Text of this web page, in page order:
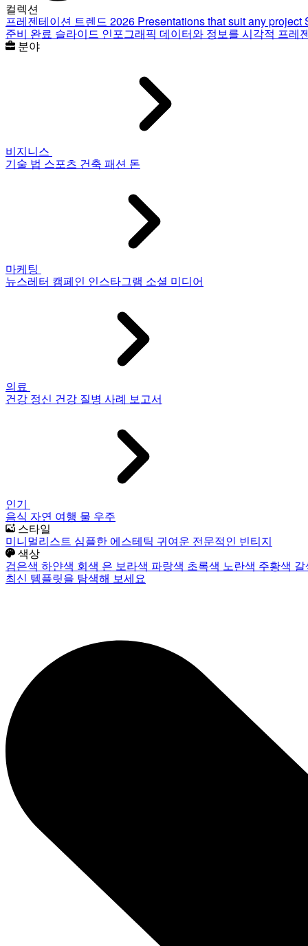
컬렉션
프레젠테이션 트렌드 2026 Presentations that suit any project
준비 완료 슬라이드 인포그래픽 데이터와 정보를 시각적 프레
분야
비지니스
기술 법 스포츠 건축 패션 돈
마케팅
뉴스레터 캠페인 인스타그램 소셜 미디어
의료
건강 정신 건강 질병 사례 보고서
인기
음식 자연 여행 물 우주
스타일
미니멀리스트 심플한 에스테틱 귀여운 전문적인 빈티지
색상
검은색 하얀색 회색 은 보라색 파랑색 초록색 노란색 주황색
최신 템플릿을 탐색해 보세요